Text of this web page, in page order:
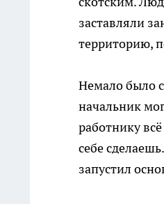
заставляли
территорию,
Немало было
начальник
работнику
себе
запустил